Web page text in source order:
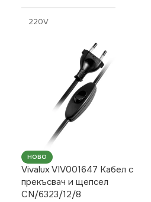
220V
СТЕПЕН НА ЗАЩИТА
CORD-SETS
МАРКА
НОВО
Vivalux VIV001647 Кабел с
прекъсвач и щепсел
CN/6323/12/8